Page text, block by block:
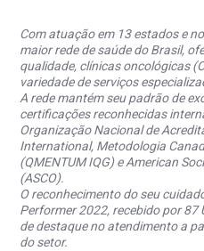
Com atuação em 13 estados e
maior rede de saúde do Brasil,
qualidade, clínicas oncológicas
variedade de serviços
A rede mantém seu padrão de
certificações reconhecidas
Organização Nacional de
International, Metodologia
(QMENTUM IQG) e American
(ASCO).
O reconhecimento do seu
Performer 2022, recebido por 87
de destaque no atendimento a
do setor.